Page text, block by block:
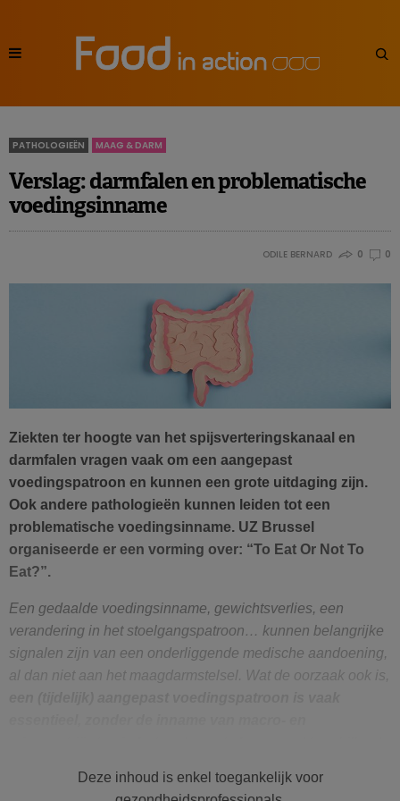
PATHOLOGIEËN MAAG & DARM
Verslag: darmfalen en problematische
voedingsinname
ODILE BERNARD 0 0
Ziekten ter hoogte van het spijsverteringskanaal en
darmfalen vragen vaak om een aangepast
voedingspatroon en kunnen een grote uitdaging zijn.
Ook andere pathologieën kunnen leiden tot een
problematische voedingsinname. UZ Brussel
organiseerde er een vorming over: “To Eat Or Not To
Eat?”.
Een gedaalde voedingsinname, gewichtsverlies, een
verandering in het stoelgangspatroon… kunnen belangrijke
signalen zijn van een onderliggende medische aandoening,
al dan niet aan het maagdarmstelsel. Wat de oorzaak ook is,
enterologie in de verschillende levensfasen tijdens de
Deze inhoud is enkel toegankelijk voor